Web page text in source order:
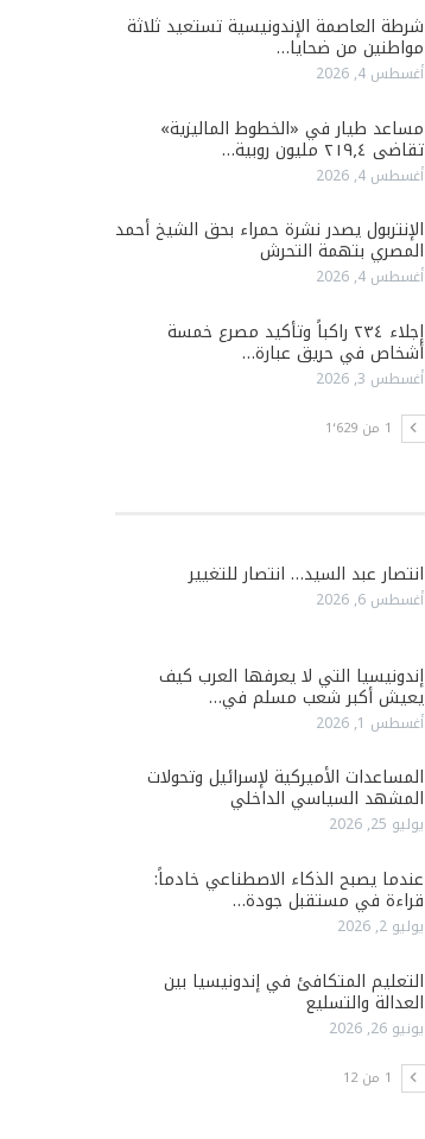
شرطة العاصمة الإندونيسية تستعيد ثلاثة
مواطنين من ضحايا…
أغسطس 4, 2026
مساعد طيار في «الخطوط الماليزية»
تقاضى ٢١٩٫٤ مليون روبية…
أغسطس 4, 2026
الإنتربول يصدر نشرة حمراء بحق الشيخ أحمد
المصري بتهمة التحرش
أغسطس 4, 2026
إجلاء ٢٣٤ راكباً وتأكيد مصرع خمسة
أشخاص في حريق عبارة…
أغسطس 3, 2026
1 من 1٬629
انتصار عبد السيد… انتصار للتغيير
أغسطس 6, 2026
إندونيسيا التي لا يعرفها العرب كيف
يعيش أكبر شعب مسلم في…
أغسطس 1, 2026
المساعدات الأميركية لإسرائيل وتحولات
المشهد السياسي الداخلي
يوليو 25, 2026
عندما يصبح الذكاء الاصطناعي خادماً:
قراءة في مستقبل جودة…
يوليو 2, 2026
التعليم المتكافئ في إندونيسيا بين
العدالة والتسليع
يونيو 26, 2026
1 من 12